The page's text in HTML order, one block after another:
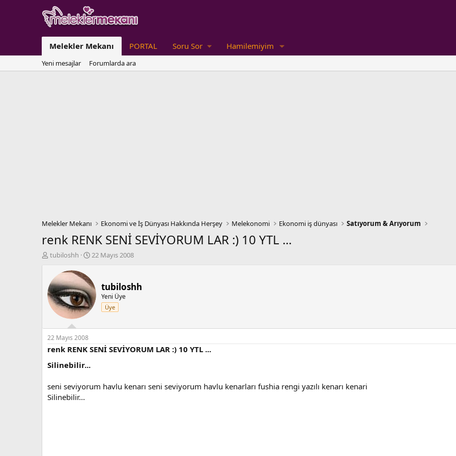
Melekler Mekanı PORTAL Soru Sor Hamilemiyim
Yeni mesajlar Forumlarda ara
Melekler Mekanı Ekonomi ve İş Dünyası Hakkında Herşey Melekonomi Ekonomi iş dünyası Satıyorum & Arıyorum
renk RENK SENİ SEVİYORUM LAR :) 10 YTL ...
K
b
u
y
u
a
ş
l
a
t
tubiloshh
B
l
a
n
g
ç
a
r
22 Mayıs 2008
tubiloshh
Yeni Üye
Üye
22 Mayıs 2008
renk RENK SENİ SEVİYORUM LAR :) 10 YTL ...
Silinebilir...
seni seviyorum havlu kenarı seni seviyorum havlu kenarları fushia rengi yazılı kenarı kenari
Silinebilir...